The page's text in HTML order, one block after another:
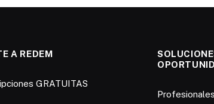
A REDEM
GRATUITAS